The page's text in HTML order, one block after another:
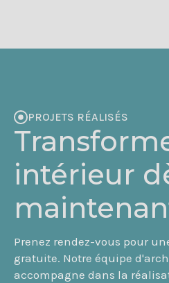
PROJETS RÉALISÉS
intérieur
Prenez rendez-vous pour
gratuite. Notre équipe
accompagne dans la